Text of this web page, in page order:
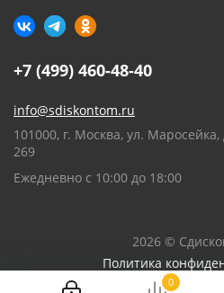
0
+7 (499) 460-48-40
info@sdiskontom.ru
101000, г. Москва, ул.
269
Ежедневно с 10:00 до 18:00
2026 ©
Политика